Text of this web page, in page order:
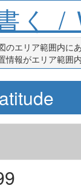
く
のエリア範囲内に
情報がエリア範囲